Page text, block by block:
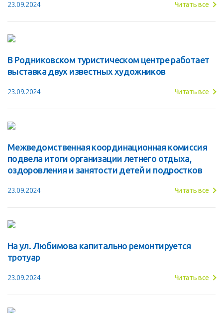
23.09.2024 Читать все
В Родниковском туристическом центре работает
выставка двух известных художников
23.09.2024 Читать все
Межведомственная координационная комиссия
подвела итоги организации летнего отдыха,
оздоровления и занятости детей и подростков
23.09.2024 Читать все
На ул. Любимова капитально ремонтируется
тротуар
23.09.2024 Читать все